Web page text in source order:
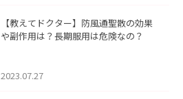
【教えてドクター】防風通聖散の効果
や副作用は？長期服用は危険なの？
2023.07.27